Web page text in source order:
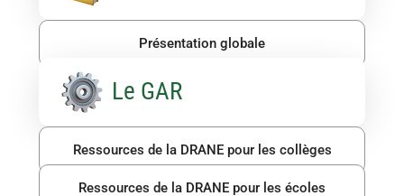
Présentation globale
Le GAR
Ressources de la DRANE pour les collèges
Ressources de la DRANE pour les écoles